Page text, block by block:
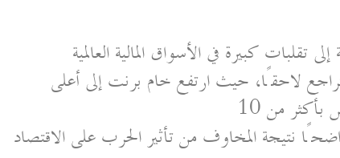
تقلبات كبيرة في الأسواق المالية العالمية
لاحقًا، حيث ارتفع خام برنت إلى أعلى
نتيجة المخاوف من تأثير الحرب على الاقتصاد